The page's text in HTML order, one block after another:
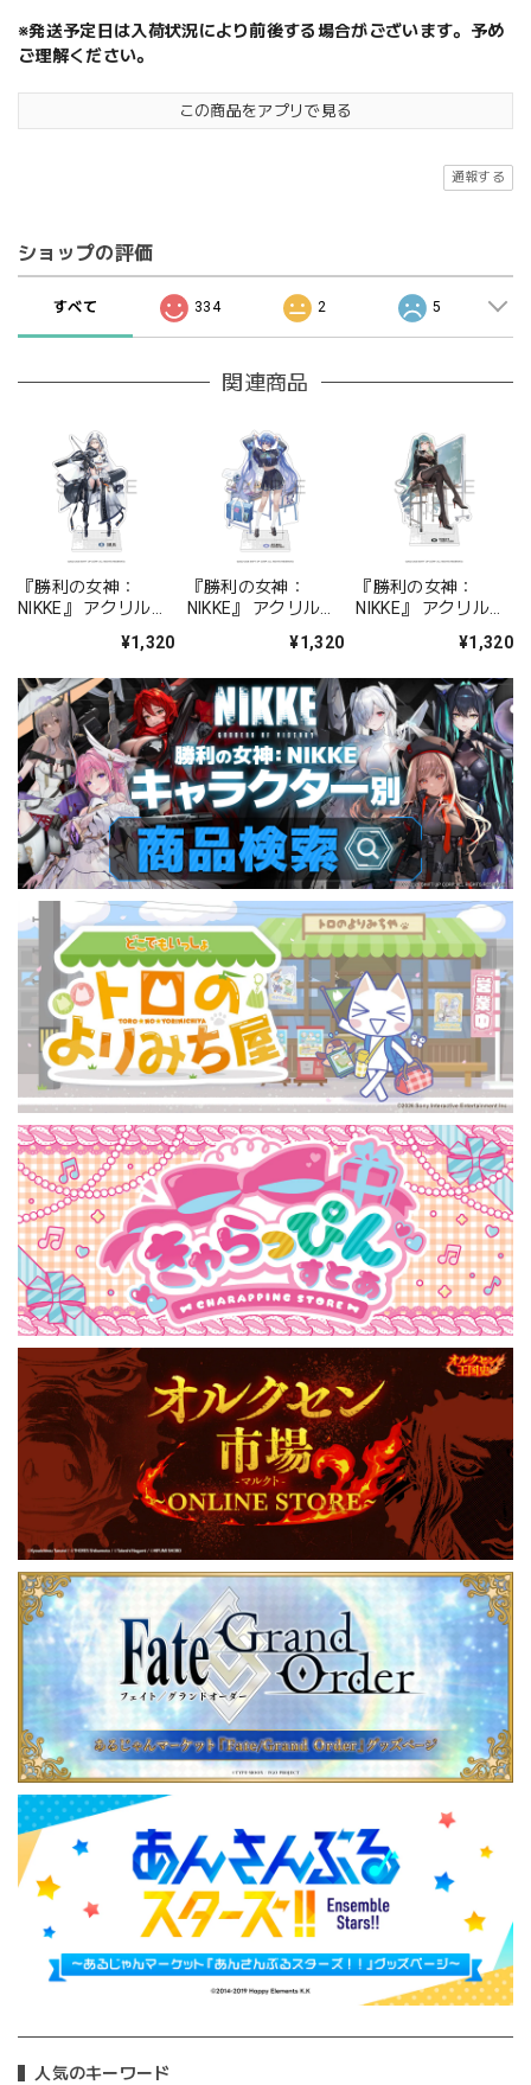
人気のキーワード
※発送予定日は入荷状況により前後する場合がございます。予め
ご理解ください。
この商品をアプリで見る
通報する
ショップの評価
すべて 334 2 5
関連商品
『勝利の女神：
NIKKE』 アクリルス
¥1,320
『勝利の女神：
NIKKE』 アクリルス
ォーチュンメイト
¥1,320
『勝利の女神：
NIKKE』 アクリルス
シャープレッスン
¥1,320